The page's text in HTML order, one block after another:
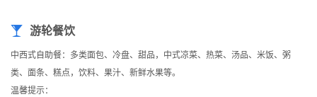
游轮餐饮
中西式自助餐：多类面包、冷盘、甜品，中式凉菜、热菜、汤品、米饭、粥
类、面条、糕点，饮料、果汁、新鲜水果等。
温馨提示：